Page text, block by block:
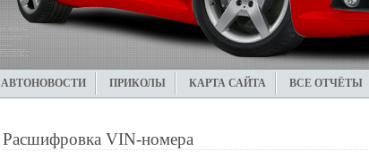
АВТОНОВОСТИ ПРИКОЛЫ КАРТА САЙТА ВСЕ ОТЧЁТЫ
Расшифровка VIN-номера